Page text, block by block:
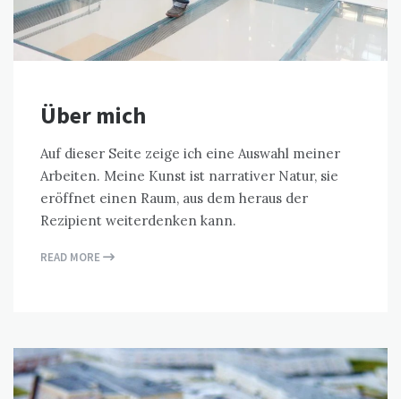
Über mich
Auf dieser Seite zeige ich eine Auswahl meiner
Arbeiten. Meine Kunst ist narrativer Natur, sie
eröffnet einen Raum, aus dem heraus der
Rezipient weiterdenken kann.
READ MORE